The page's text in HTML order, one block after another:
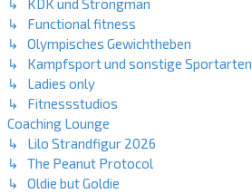
↳ KDK und Strongman
↳ Functional fitness
↳ Olympisches Gewichtheben
↳ Kampfsport und sonstige Sportarten
↳ Ladies only
↳ Fitnessstudios
Coaching Lounge
↳ Lilo Strandfigur 2026
↳ The Peanut Protocol
↳ Oldie but Goldie